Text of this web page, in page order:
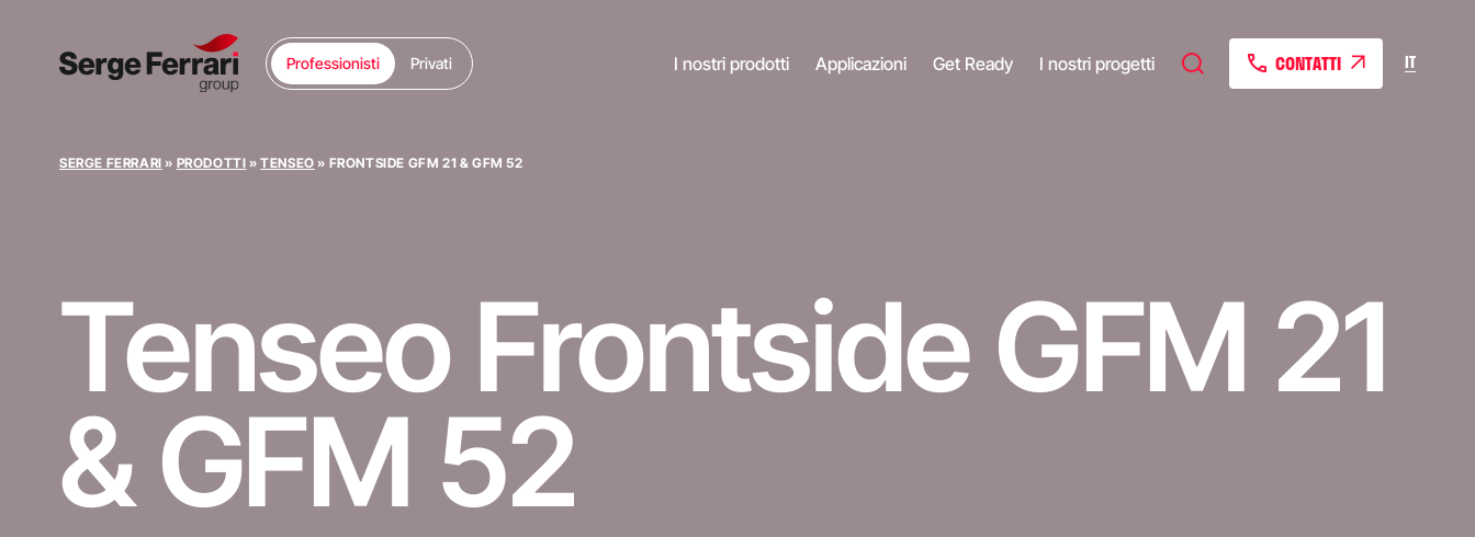
Professionisti Privati I nostri prodotti Applicazioni Get Ready I nostri progetti CONTATTI IT
SERGE FERRARI » PRODOTTI »TENSEO » FRONTSIDE GFM 21 & GFM 52
TenseoFrontside GFM 21
& GFM 52